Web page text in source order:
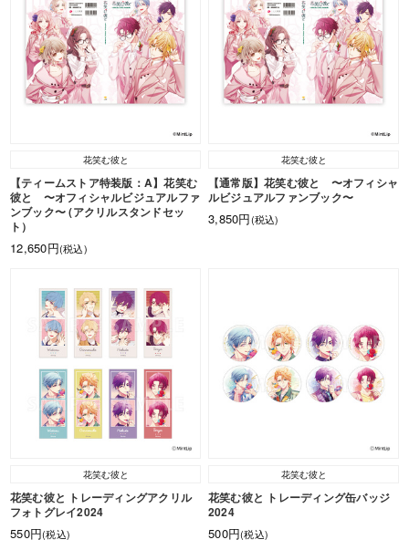
花笑む彼と
【ティームストア特装版：A】花笑む
彼と 〜オフィシャルビジュアルファ
ンブック〜 (アクリルスタンドセッ
ト）
12,650円(税込)
花笑む彼と
【通常版】花笑む彼と 〜オフィシャ
ルビジュアルファンブック〜
3,850円(税込)
花笑む彼と
花笑む彼と トレーディングアクリル
フォトグレイ2024
550円(税込)
花笑む彼と
花笑む彼と トレーディング缶バッジ
2024
500円(税込)